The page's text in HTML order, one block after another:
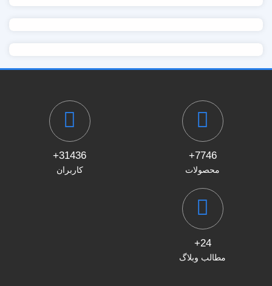
7746+
محصولات
31436+
کاربران
24+
مطالب وبلاگ